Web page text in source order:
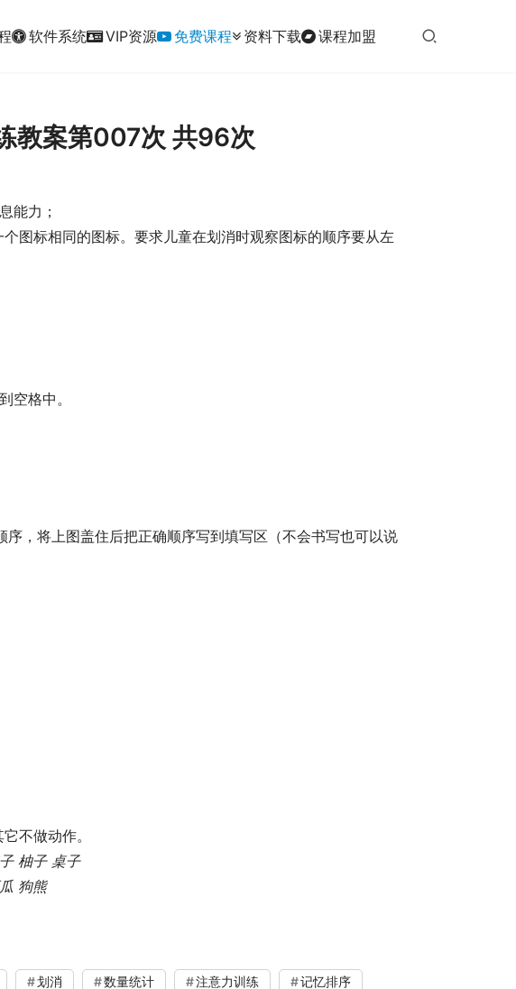
软件系统 VIP资源 免费课程 资料下载 课程加盟
教案第007次 共96次
能力；
图标相同的图标。要求儿童在划消时观察图标的顺序要从左
空格中。
序，将上图盖住后把正确顺序写到填写区（不会书写也可以说
不做动作。
柚子 桌子
瓜 狗熊
划消 数量统计 注意力训练 记忆排序